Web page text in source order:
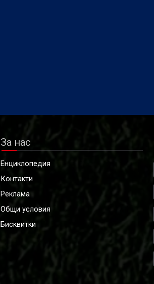
За нас
Енциклопедия
Контакти
Реклама
Общи условия
Бисквитки